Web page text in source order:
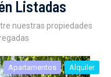
Listadas
nuestras propiedades
Apartamentos Alquiler